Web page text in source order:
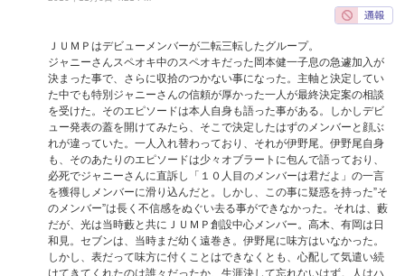
ＪＵＭＰはデビューメンバーが二転三転したグループ。
ジャニーさんスペオキ中のスペオキだった岡本健一子息の急遽加入が
決まった事で、さらに収拾のつかない事になった。主軸と決定してい
た中でも特別ジャニーさんの信頼が厚かった一人が最終決定案の相談
を受けた。そのエピソードは本人自身も語った事がある。しかしデビ
ュー発表の蓋を開けてみたら、そこで決定したはずのメンバーと顔ぶ
れが違っていた。一人入れ替わっており、それが伊野尾。伊野尾自身
も、そのあたりのエピソードは少々オブラートに包んで語っており、
必死でジャニーさんに直訴し「１０人目のメンバーは君だよ」の一言
を獲得しメンバーに滑り込んだと。しかし、この事に疑惑を持った”そ
のメンバー”は長く不信感をぬぐい去る事ができなかった。それは、藪
だが、光は当時藪と共にＪＵＭＰ創設中心メンバー。高木、有岡は日
和見。セブンは、当時まだ幼く遠巻き。伊野尾に味方はいなかった。
しかし、表だって味方に付くことはできなくとも、心配して気遣い続
けてきてくれたのは誰々だったか、生涯決して忘れないはず。人はハ